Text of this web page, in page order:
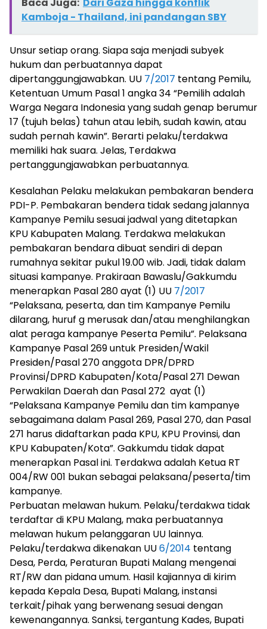
Kamboja - Thailand, ini pandangan SBY
Unsur setiap orang. Siapa saja menjadi subyek
hukum dan perbuatannya dapat
dipertanggungjawabkan. UU 7/2017 tentang Pemilu,
Ketentuan Umum Pasal 1 angka 34 “Pemilih adalah
Warga Negara Indonesia yang sudah genap berumur
17 (tujuh belas) tahun atau lebih, sudah kawin, atau
sudah pernah kawin”. Berarti pelaku/terdakwa
memiliki hak suara. Jelas, Terdakwa
pertanggungjawabkan perbuatannya.
Kesalahan Pelaku melakukan pembakaran bendera
PDI-P. Pembakaran bendera tidak sedang jalannya
Kampanye Pemilu sesuai jadwal yang ditetapkan
KPU Kabupaten Malang. Terdakwa melakukan
pembakaran bendara dibuat sendiri di depan
rumahnya sekitar pukul 19.00 wib. Jadi, tidak dalam
situasi kampanye. Prakiraan Bawaslu/Gakkumdu
menerapkan Pasal 280 ayat (1) UU 7/2017
“Pelaksana, peserta, dan tim Kampanye Pemilu
dilarang, huruf g merusak dan/atau menghilangkan
alat peraga kampanye Peserta Pemilu”. Pelaksana
Kampanye Pasal 269 untuk Presiden/Wakil
Presiden/Pasal 270 anggota DPR/DPRD
Provinsi/DPRD Kabupaten/Kota/Pasal 271 Dewan
Perwakilan Daerah dan Pasal 272 ayat (1)
“Pelaksana Kampanye Pemilu dan tim kampanye
sebagaimana dalam Pasal 269, Pasal 270, dan Pasal
271 harus didaftarkan pada KPU, KPU Provinsi, dan
KPU Kabupaten/Kota”. Gakkumdu tidak dapat
menerapkan Pasal ini. Terdakwa adalah Ketua RT
004/RW 001 bukan sebagai pelaksana/peserta/tim
kampanye.
Perbuatan melawan hukum. Pelaku/terdakwa tidak
terdaftar di KPU Malang, maka perbuatannya
melawan hukum pelanggaran UU lainnya.
Pelaku/terdakwa dikenakan UU6/2014 tentang
Desa, Perda, Peraturan Bupati Malang mengenai
RT/RW dan pidana umum. Hasil kajiannya di kirim
kepada Kepala Desa, Bupati Malang, instansi
terkait/pihak yang berwenang sesuai dengan
kewenangannya. Sanksi, tergantung Kades, Bupati